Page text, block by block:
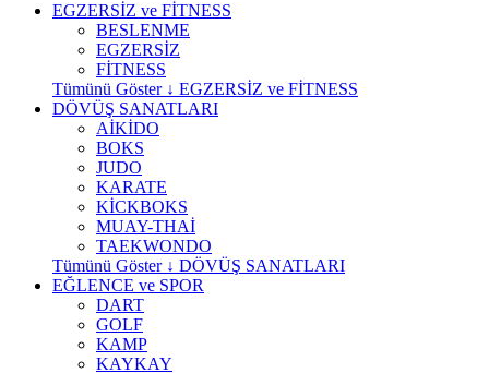
EGZERSİZ ve FİTNESS
BESLENME
EGZERSİZ
FİTNESS
Tümünü Göster ↓ EGZERSİZ ve FİTNESS
DÖVÜŞ SANATLARI
AİKİDO
BOKS
JUDO
KARATE
KİCKBOKS
MUAY-THAİ
TAEKWONDO
Tümünü Göster ↓ DÖVÜŞ SANATLARI
EĞLENCE ve SPOR
DART
GOLF
KAMP
KAYKAY